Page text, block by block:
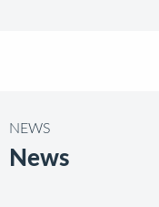
NEWS
News